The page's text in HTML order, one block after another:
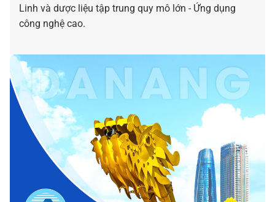
Linh và dược liệu tập trung quy mô lớn - Ứng dụng
công nghệ cao.